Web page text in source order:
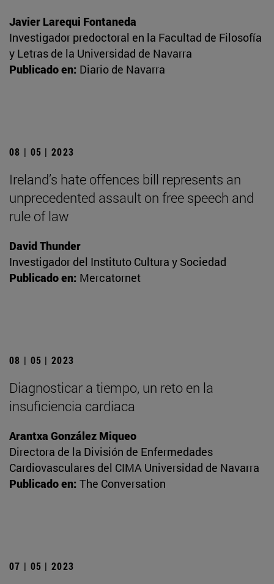
Javier Larequi Fontaneda
Investigador predoctoral en la Facultad de Filosofía
y Letras de la Universidad de Navarra
Publicado en: Diario de Navarra
08 | 05 | 2023
Ireland’s hate offences bill represents an
unprecedented assault on free speech and
rule of law
David Thunder
Investigador del Instituto Cultura y Sociedad
Publicado en: Mercatornet
08 | 05 | 2023
Diagnosticar a tiempo, un reto en la
insuficiencia cardiaca
Arantxa González Miqueo
Directora de la División de Enfermedades
Cardiovasculares del CIMA Universidad de Navarra
Publicado en: The Conversation
07 | 05 | 2023